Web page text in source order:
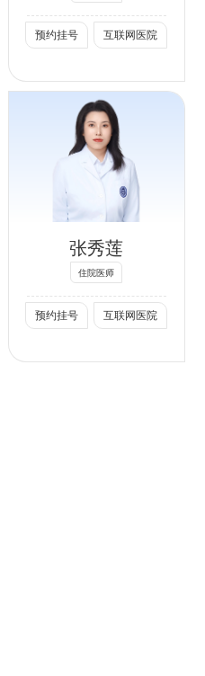
预约挂号 互联网医院
张秀莲
住院医师
预约挂号 互联网医院